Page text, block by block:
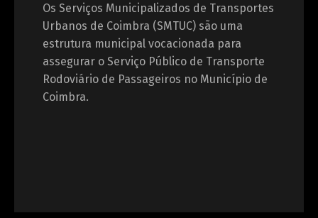
Os Serviços Municipalizados de Transportes
Urbanos de Coimbra (SMTUC) são uma
estrutura municipal vocacionada para
assegurar o Serviço Público de Transporte
Rodoviário de Passageiros no Município de
Coimbra.